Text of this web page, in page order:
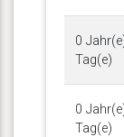
0
Tag(e)
0
Tag(e)